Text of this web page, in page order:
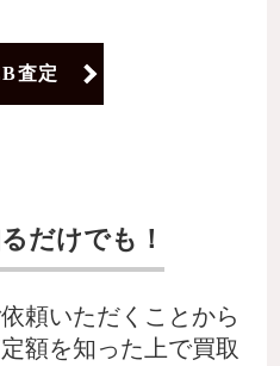
査定
だけでも！
頼いただくことから
額を知った上で買取